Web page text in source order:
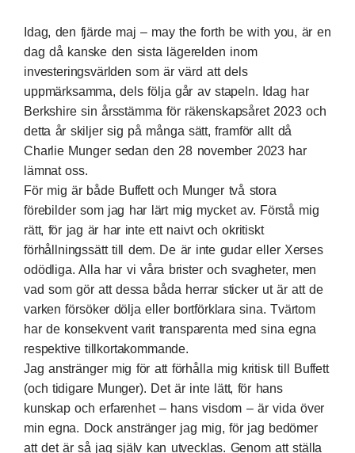
Idag, den fjärde maj – may the forth be with you, är en
dag då kanske den sista lägerelden inom
investeringsvärlden som är värd att dels
uppmärksamma, dels följa går av stapeln. Idag har
Berkshire sin årsstämma för räkenskapsåret 2023 och
detta år skiljer sig på många sätt, framför allt då
Charlie Munger sedan den 28 november 2023 har
lämnat oss.
För mig är både Buffett och Munger två stora
förebilder som jag har lärt mig mycket av. Förstå mig
rätt, för jag är har inte ett naivt och okritiskt
förhållningssätt till dem. De är inte gudar eller Xerses
odödliga. Alla har vi våra brister och svagheter, men
vad som gör att dessa båda herrar sticker ut är att de
varken försöker dölja eller bortförklara sina. Tvärtom
har de konsekvent varit transparenta med sina egna
respektive tillkortakommande.
Jag anstränger mig för att förhålla mig kritisk till Buffett
(och tidigare Munger). Det är inte lätt, för hans
kunskap och erfarenhet – hans visdom – är vida över
min egna. Dock anstränger jag mig, för jag bedömer
att det är så jag själv kan utvecklas. Genom att ställa